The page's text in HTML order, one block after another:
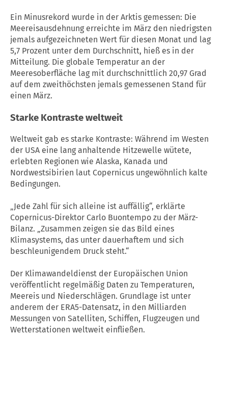
Ein Minusrekord wurde in der Arktis gemessen: Die
Meereisausdehnung erreichte im März den niedrigsten
jemals aufgezeichneten Wert für diesen Monat und lag
5,7 Prozent unter dem Durchschnitt, hieß es in der
Mitteilung. Die globale Temperatur an der
Meeresoberfläche lag mit durchschnittlich 20,97 Grad
auf dem zweithöchsten jemals gemessenen Stand für
einen März.
Starke Kontraste weltweit
Weltweit gab es starke Kontraste: Während im Westen
der USA eine lang anhaltende Hitzewelle wütete,
erlebten Regionen wie Alaska, Kanada und
Nordwestsibirien laut Copernicus ungewöhnlich kalte
Bedingungen.
„Jede Zahl für sich alleine ist auffällig“, erklärte
Copernicus-Direktor Carlo Buontempo zu der März-
Bilanz. „Zusammen zeigen sie das Bild eines
Klimasystems, das unter dauerhaftem und sich
beschleunigendem Druck steht.“
Der Klimawandeldienst der Europäischen Union
veröffentlicht regelmäßig Daten zu Temperaturen,
Meereis und Niederschlägen. Grundlage ist unter
anderem der ERA5-Datensatz, in den Milliarden
Messungen von Satelliten, Schiffen, Flugzeugen und
Wetterstationen weltweit einfließen.